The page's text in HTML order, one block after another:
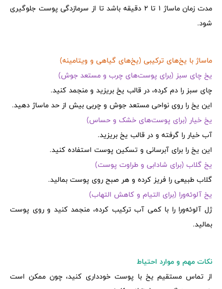
مدت زمان ماساژ 1 تا 2 دقیقه باشد تا از سرمازدگی پوست جلوگیری
شود.
ماساژ با یخ‌های ترکیبی (یخ‌های گیاهی و ویتامینه)
یخ چای سبز (برای پوست‌های چرب و مستعد جوش)
چای سبز را دم کرده، در قالب یخ بریزید و منجمد کنید.
این یخ را روی نواحی مستعد جوش و چربی بیش از حد ماساژ دهید.
یخ خیار (برای پوست‌های خشک و حساس)
آب خیار را گرفته و در قالب یخ بریزید.
این یخ را برای آبرسانی و تسکین پوست استفاده کنید.
یخ گلاب (برای شادابی و طراوت پوست)
گلاب طبیعی را فریز کرده و هر صبح روی پوست بمالید.
یخ آلوئه‌ورا (برای التیام و کاهش التهاب)
ژل آلوئه‌ورا را با کمی آب ترکیب کرده، منجمد کنید و روی پوست
بمالید.
نکات مهم و موارد احتیاط
از تماس مستقیم یخ با پوست خودداری کنید، چون ممکن است